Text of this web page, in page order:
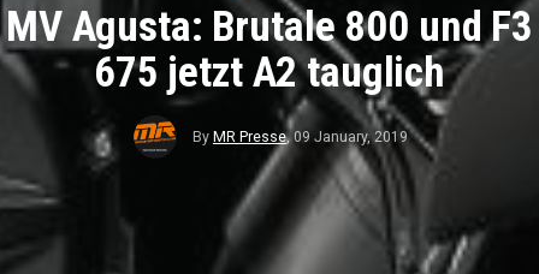
MV Agusta: Brutale 800 und F3
675 jetzt A2 tauglich
By MR Presse, 09 January, 2019